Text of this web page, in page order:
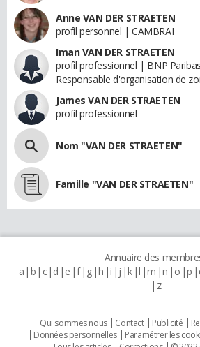
Anne VAN DER STRAETEN
profil personnel | CAMBRAI
Iman VAN DER STRAETEN
profil professionnel | BNP
Responsable d'organisation de
James VAN DER STRAETEN
profil professionnel
Nom "VAN DER STRAETEN"
Famille "VAN DER STRAETEN"
Annuaire des
a b c d e f g h i j k l m n o p
z
Qui sommes nous Contact Publicité
Données personnelles
Paramétrer les